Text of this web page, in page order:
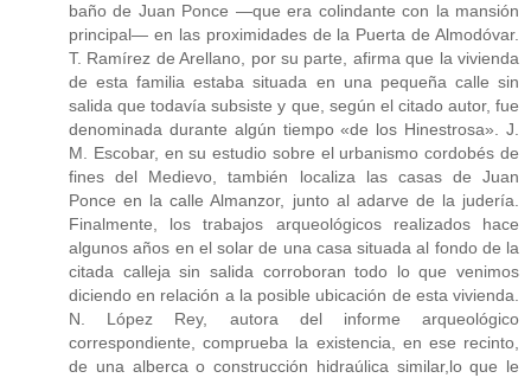
baño de Juan Ponce —que era colindante con la mansión
principal— en las proximidades de la Puerta de Almodóvar.
T. Ramírez de Arellano, por su parte, afirma que la vivienda
de esta familia estaba situada en una pequeña calle sin
salida que todavía subsiste y que, según el citado autor, fue
denominada durante algún tiempo «de los Hinestrosa». J.
M. Escobar, en su estudio sobre el urbanismo cordobés de
fines del Medievo, también localiza las casas de Juan
Ponce en la calle Almanzor, junto al adarve de la judería.
Finalmente, los trabajos arqueológicos realizados hace
algunos años en el solar de una casa situada al fondo de la
citada calleja sin salida corroboran todo lo que venimos
diciendo en relación a la posible ubicación de esta vivienda.
N. López Rey, autora del informe arqueológico
correspondiente, comprueba la existencia, en ese recinto,
de una alberca o construcción hidraúlica similar,lo que le